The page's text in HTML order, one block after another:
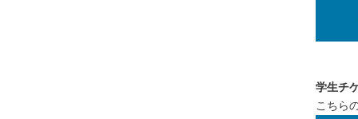
学生チ
こちら